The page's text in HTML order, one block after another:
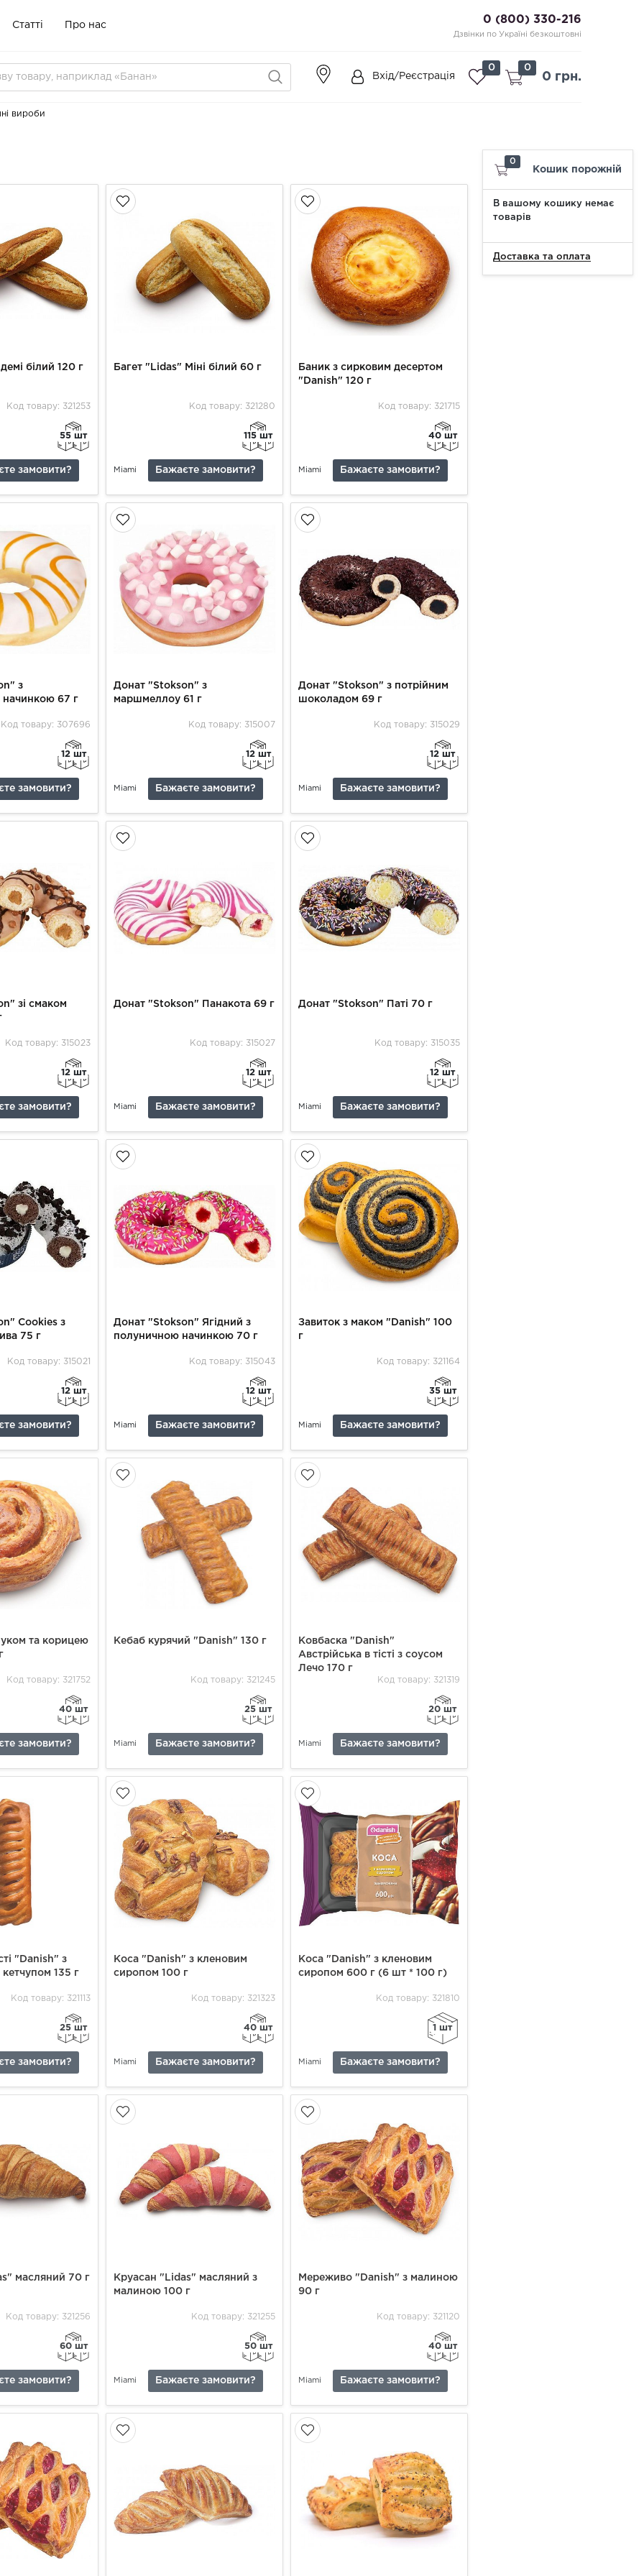
Статті Про нас
0 (800) 330-216
Дзвінки по Україні безкоштовні
Вхід/Реєстрація
0 0
0 грн.
вироби
білий 120 г
Код товару: 321253
55 шт
замовити?
Багет "Lidas" Міні білий 60 г
Код товару: 321280
115 шт
Miami Бажаєте замовити?
Баник з сирковим десертом
"Danish" 120 г
Код товару: 321715
40 шт
Miami Бажаєте замовити?
з
67 г
Код товару: 307696
12 шт
замовити?
Донат "Stokson" з
маршмеллоу 61 г
Код товару: 315007
12 шт
Miami Бажаєте замовити?
Донат "Stokson" з потрійним
шоколадом 69 г
Код товару: 315029
12 шт
Miami Бажаєте замовити?
зі смаком
Код товару: 315023
12 шт
замовити?
Донат "Stokson" Панакота 69 г
Код товару: 315027
12 шт
Miami Бажаєте замовити?
Донат "Stokson" Паті 70 г
Код товару: 315035
12 шт
Miami Бажаєте замовити?
Сооkies з
75 г
Код товару: 315021
12 шт
замовити?
Донат "Stokson" Ягідний з
полуничною начинкою 70 г
Код товару: 315043
12 шт
Miami Бажаєте замовити?
Завиток з маком "Danish" 100
г
Код товару: 321164
35 шт
Miami Бажаєте замовити?
та корицею
Код товару: 321752
40 шт
замовити?
Кебаб курячий "Danish" 130 г
Код товару: 321245
25 шт
Miami Бажаєте замовити?
Ковбаска "Danish"
Австрійська в тісті з соусом
Лечо 170 г
Код товару: 321319
20 шт
Miami Бажаєте замовити?
"Danish" з
135 г
Код товару: 321113
25 шт
замовити?
Коса "Danish" з кленовим
сиропом 100 г
Код товару: 321323
40 шт
Miami Бажаєте замовити?
Коса "Danish" з кленовим
сиропом 600 г (6 шт * 100 г)
Код товару: 321810
1 шт
Miami Бажаєте замовити?
масляний 70 г
Код товару: 321256
60 шт
замовити?
Круасан "Lidas" масляний з
малиною 100 г
Код товару: 321255
50 шт
Miami Бажаєте замовити?
Мереживо "Danish" з малиною
90 г
Код товару: 321120
40 шт
Miami Бажаєте замовити?
0
Кошик порожній
В вашому кошику немає
товарів
Доставка та оплата